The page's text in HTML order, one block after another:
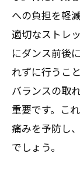
への負担を軽
適切なストレ
にダンス前後
れずに行うこ
バランスの取
重要です。こ
痛みを予防し
でしょう。